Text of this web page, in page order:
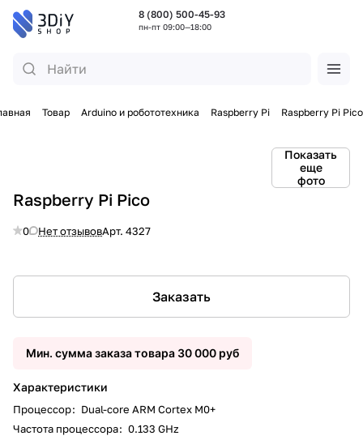
8 (800) 500-45-93
пн-пт 09:00—18:00
Товар Arduino и робототехника Raspberry Pi Raspberry Pi Pico
Показать
еще
фото
Raspberry Pi Pico
0 Нет отзывовАрт. 4327
Заказать
Мин. сумма заказа товара 30 000 руб
Характеристики
Процессор: Dual-core ARM Cortex M0+
Частота процессора: 0.133 GHz